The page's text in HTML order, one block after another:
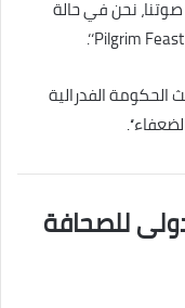
نحن في حالة
الحكومة الفدرالية
للصحافة